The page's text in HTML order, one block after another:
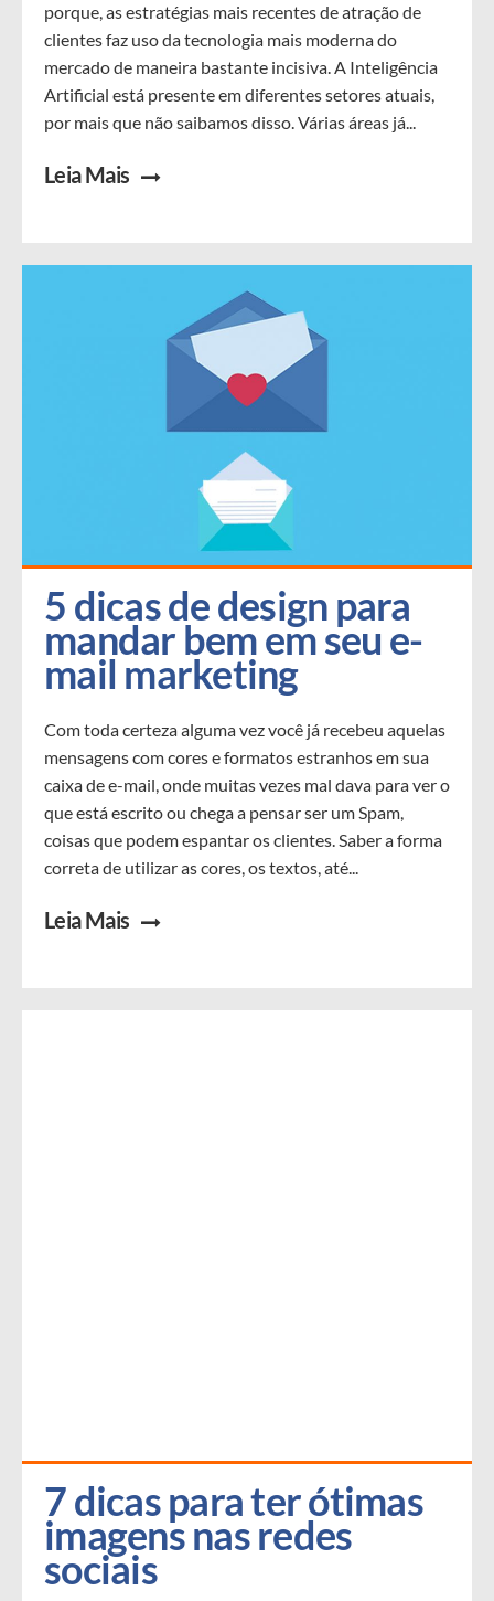
porque, as estratégias mais recentes de atração de
clientes faz uso da tecnologia mais moderna do
mercado de maneira bastante incisiva. A Inteligência
Artificial está presente em diferentes setores atuais,
por mais que não saibamos disso. Várias áreas já...
Leia Mais
5 dicas de design para
mandar bem em seu e-
mail marketing
Com toda certeza alguma vez você já recebeu aquelas
mensagens com cores e formatos estranhos em sua
caixa de e-mail, onde muitas vezes mal dava para ver o
que está escrito ou chega a pensar ser um Spam,
coisas que podem espantar os clientes. Saber a forma
correta de utilizar as cores, os textos, até...
Leia Mais
7 dicas para ter ótimas
imagens nas redes
sociais